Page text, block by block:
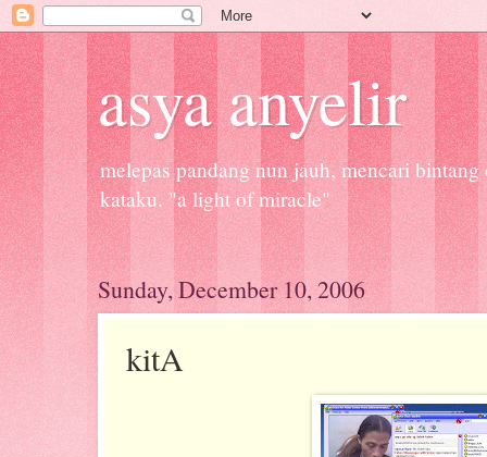
asya anyelir
melepas pandang nun jauh, mencari
kataku. "a light of miracle"
Sunday, December 10, 2006
kitA